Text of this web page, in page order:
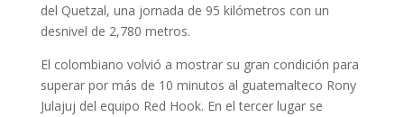
del Quetzal, una jornada de 95 kilómetros con un
desnivel de 2,780 metros.
El colombiano volvió a mostrar su gran condición para
superar por más de 10 minutos al guatemalteco Rony
Julajuj del equipo Red Hook. En el tercer lugar se